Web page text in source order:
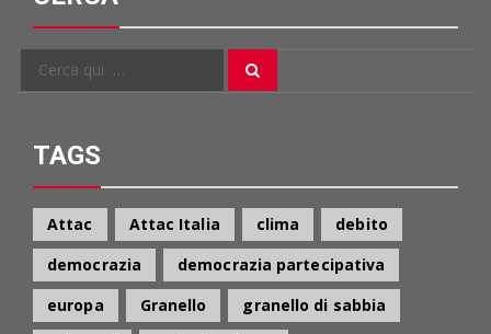
Cerca
TAGS
Attac Attac Italia clima
debito
democrazia
democrazia partecipativa
europa
Granello
granello di sabbia